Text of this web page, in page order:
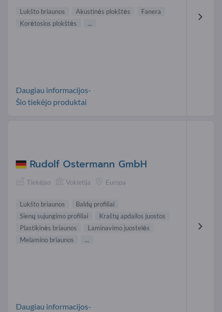
Lukšto briaunos Akustinės plokštės
Fanera
Korėtosios plokštės
...
Daugiau informacijos-
Šio tiekėjo produktai
Rudolf Ostermann GmbH
Tiekėjas Vokietija Europa
Lukšto briaunos
Baldų profiliai
Sienų sujungimo profiliai
Kraštų apdailos juostos
Plastikinės briaunos
Laminavimo juostelės
Melamino briaunos
...
Daugiau informacijos-